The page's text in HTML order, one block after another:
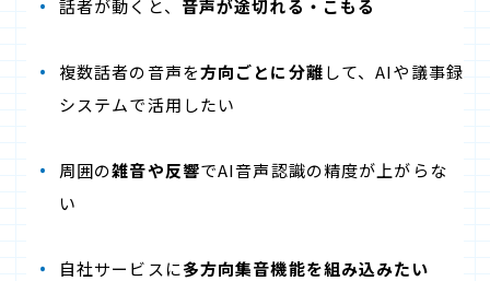
話者が動くと、 音声が途切れる・こもる
複数話者の音声を方向ごとに分離して、AIや議事録
システムで活用したい
周囲の雑音や反響でAI音声認識の精度が上がらな
い
自社サービスに多方向集音機能を組み込みたい